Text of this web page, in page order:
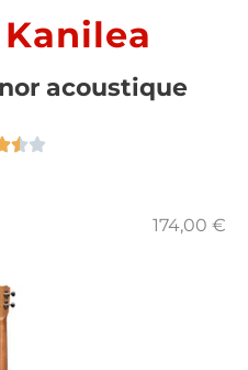
acoustique
174,00 €